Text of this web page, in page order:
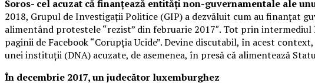
Soros- cel acuzat că finanțează entități non-guvernamentale ale
2018, Grupul de Investigații Politice (GIP) a dezvăluit cum au finanțat
alimentând protestele “rezist” din februarie 2017″. Tot prin
paginii de Facebook “Corupția Ucide”. Devine discutabil, în acest
unei instituții (DNA) acuzate, de asemenea, în presă că alimentează
În decembrie 2017, un judecător luxemburghez